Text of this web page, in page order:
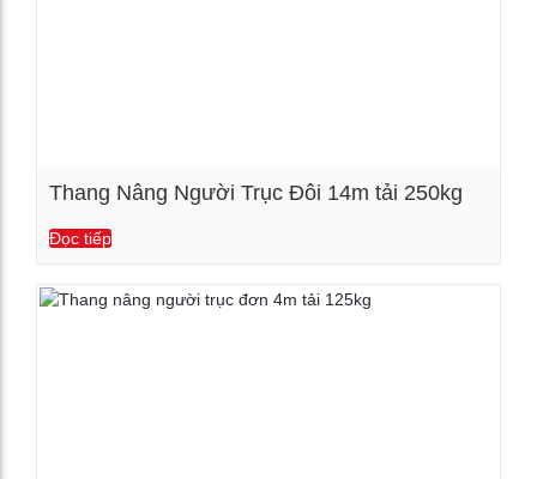
Thang Nâng Người Trục Đôi 14m tải 250kg
Đọc tiếp